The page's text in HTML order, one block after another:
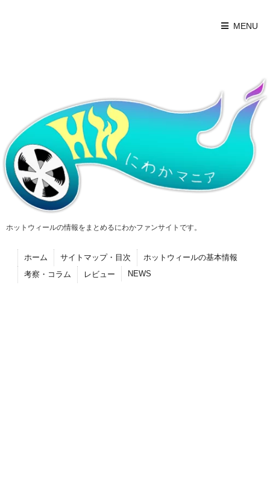
MENU
ホットウィールの情報をまとめるにわかファンサイトです。
ホーム サイトマップ・目次
ホットウィールの基本情報
考察・コラム
レビュー NEWS